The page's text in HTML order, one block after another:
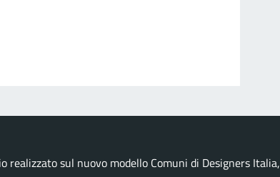
realizzato sul nuovo modello Comuni di Designers